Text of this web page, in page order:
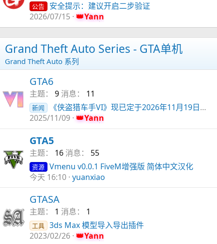
教程 手把手教你本地开Qbox服务器（无需外网下载；2025/8/13更新；一条龙教程）
公告
安全提示：建议开启二步验证
2026/07/15
Yann
Grand Theft Auto Series - GTA单机
Grand Theft Auto 系列
GTA6
主题 9 消息 11
新闻
《侠盗猎车手VI》现已定于2026年11月19日发售。
2025/11/09
Yann
GTA5
主题 16 消息 55
资源 Vmenu v0.0.1 FiveM增强版 简体中文汉化
今天 16:10 yuanxiao
GTASA
主题 1 消息 1
工具 3ds Max 模型导入导出插件
2023/02/26
Yann